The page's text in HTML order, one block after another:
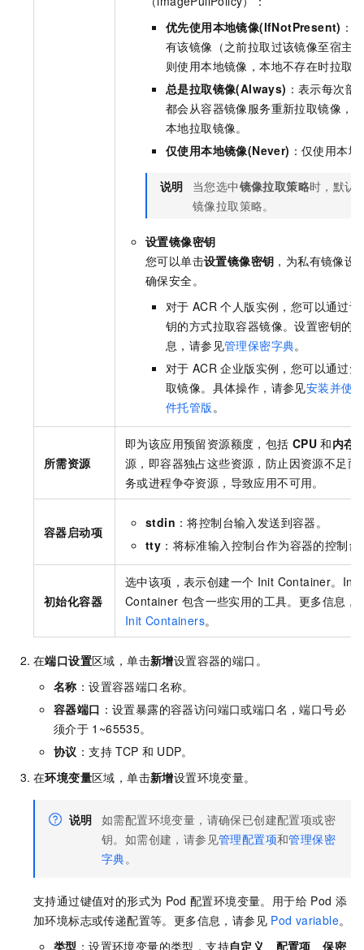
优先使用本地镜像(IfNotPresent) ：
有该镜像（之前拉取过该镜像至宿主
则使用本地镜像，本地不存在时拉取
总是拉取镜像(Always) ：表示每次部
都会从容器镜像服务重新拉取镜像，
本地拉取镜像。
仅使用本地镜像(Never) ：仅使用本
说明 当您选中镜像拉取策略时，默认
镜像拉取策略。
设置镜像密钥
您可以单击设置镜像密钥 ，为私有镜像设
确保安全。
对于 ACR 个人版实例，您可以通过
钥的方式拉取容器镜像。设置密钥的
息，请参见管理保密字典。
对于 ACR 企业版实例，您可以通过
取镜像。具体操作，请参见安装并使
件托管版。
所需资源
即为该应用预留资源额度，包括 CPU和内存
源，即容器独占这些资源，防止因资源不足而
务或进程争夺资源，导致应用不可用。
容器启动项
stdin ：将控制台输入发送到容器。
tty ：将标准输入控制台作为容器的控制台
初始化容器
选中该项，表示创建一个 Init Container。Init
Container 包含一些实用的工具。更多信息，
Init Containers。
在端口设置区域，单击新增设置容器的端口。
名称 ：设置容器端口名称。
容器端口 ：设置暴露的容器访问端口或端口名，端口号必
须介于 1~65535。
协议 ：支持 TCP 和 UDP。
在环境变量区域，单击新增设置环境变量。
说明 如需配置环境变量，请确保已创建配置项或密
钥。如需创建，请参见管理配置项和管理保密
字典。
支持通过键值对的形式为 Pod 配置环境变量。用于给 Pod 添
加环境标志或传递配置等。更多信息，请参见 Pod variable。
类型 ：设置环境变量的类型，支持自定义、 配置项、保密